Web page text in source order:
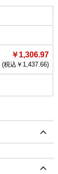
￥1,306.97
(税込￥ 1,437.66)